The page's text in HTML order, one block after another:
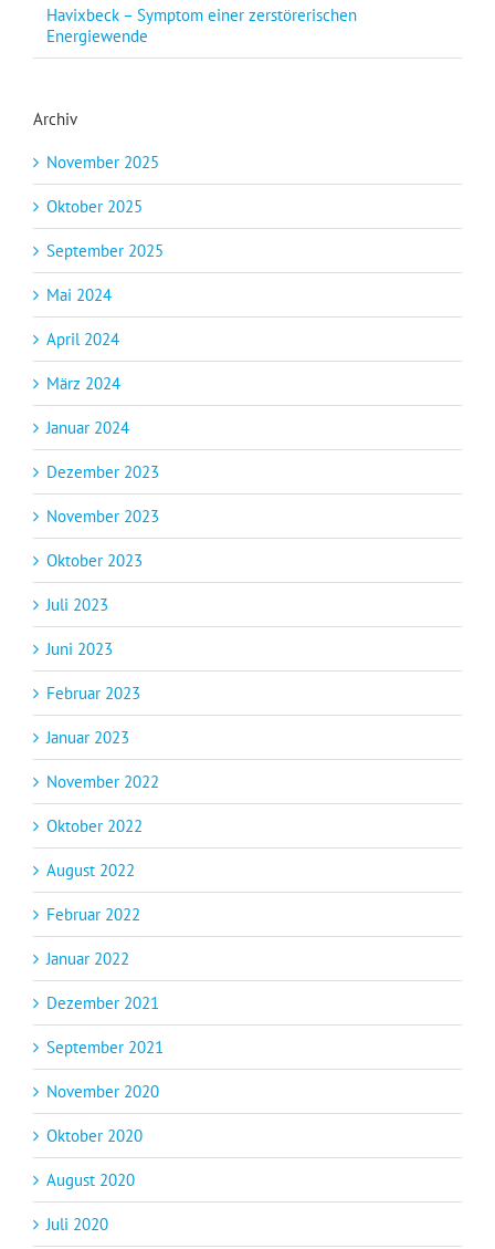
Havixbeck – Symptom einer zerstörerischen
Energiewende
Archiv
November 2025
Oktober 2025
September 2025
Mai 2024
April 2024
März 2024
Januar 2024
Dezember 2023
November 2023
Oktober 2023
Juli 2023
Juni 2023
Februar 2023
Januar 2023
November 2022
Oktober 2022
August 2022
Februar 2022
Januar 2022
Dezember 2021
September 2021
November 2020
Oktober 2020
August 2020
Juli 2020